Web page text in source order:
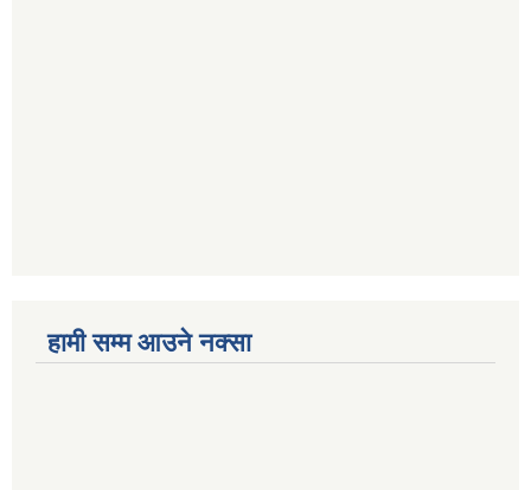
हामी सम्म आउने नक्सा